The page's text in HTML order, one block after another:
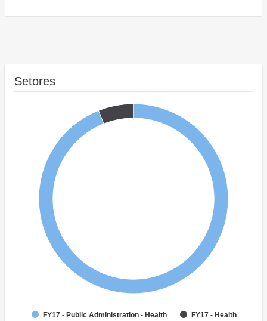
Setores
FY17 - Public Administration - Health FY17 - Health